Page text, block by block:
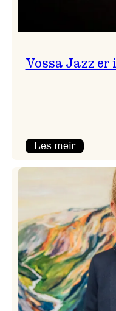
Vossa Jazz er
Les meir:
gang!